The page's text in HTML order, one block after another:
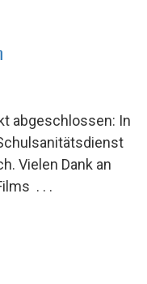
abgeschlossen: In
Vielen Dank an
. . .